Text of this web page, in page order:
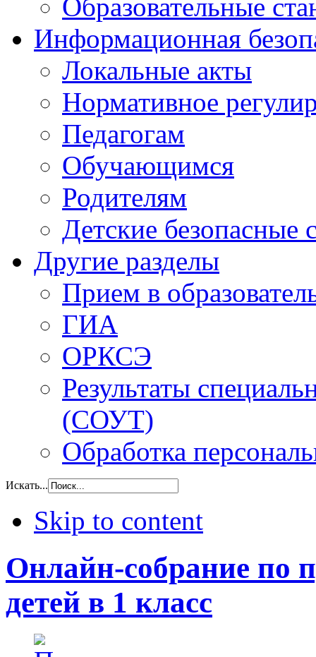
Образовательные
Информационная
Локальные акты
Нормативное
Педагогам
Обучающимся
Родителям
Детские безопасные
Другие разделы
Прием в
ГИА
ОРКСЭ
Результаты
(СОУТ)
Обработка
Искать...
Skip to content
Онлайн-собрание по
детей в 1 класс